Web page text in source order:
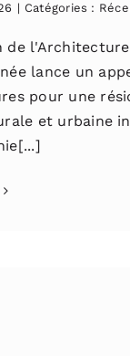
| Catégories :
de
lance un
pour une
et urbaine